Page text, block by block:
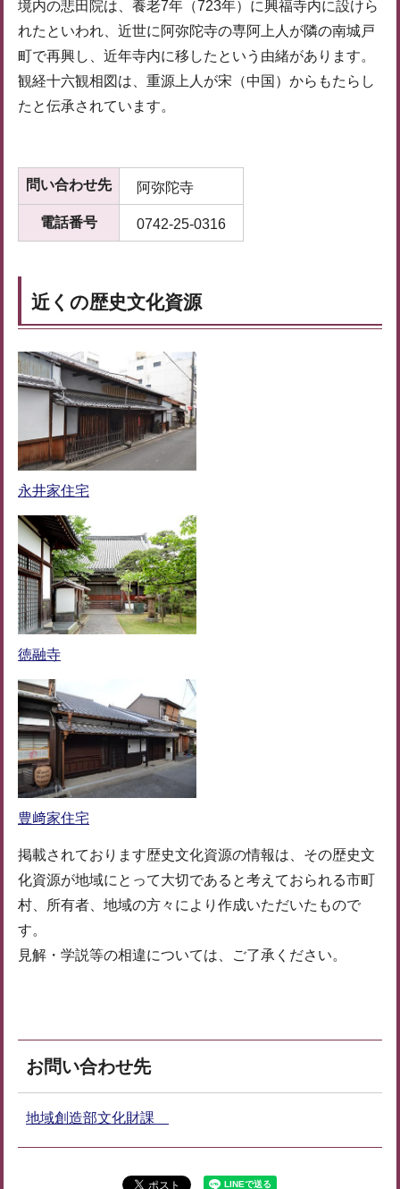
境内の悲田院は、養老7年（723年）に興福寺内に設けら
れたといわれ、近世に阿弥陀寺の専阿上人が隣の南城戸
町で再興し、近年寺内に移したという由緒があります。
観経十六観相図は、重源上人が宋（中国）からもたらし
たと伝承されています。
問い合わせ先 阿弥陀寺
電話番号 0742-25-0316
近くの歴史文化資源
永井家住宅
徳融寺
豊﨑家住宅
掲載されております歴史文化資源の情報は、その歴史文
化資源が地域にとって大切であると考えておられる市町
村、所有者、地域の方々により作成いただいたもので
す。
見解・学説等の相違については、ご了承ください。
お問い合わせ先
地域創造部文化財課